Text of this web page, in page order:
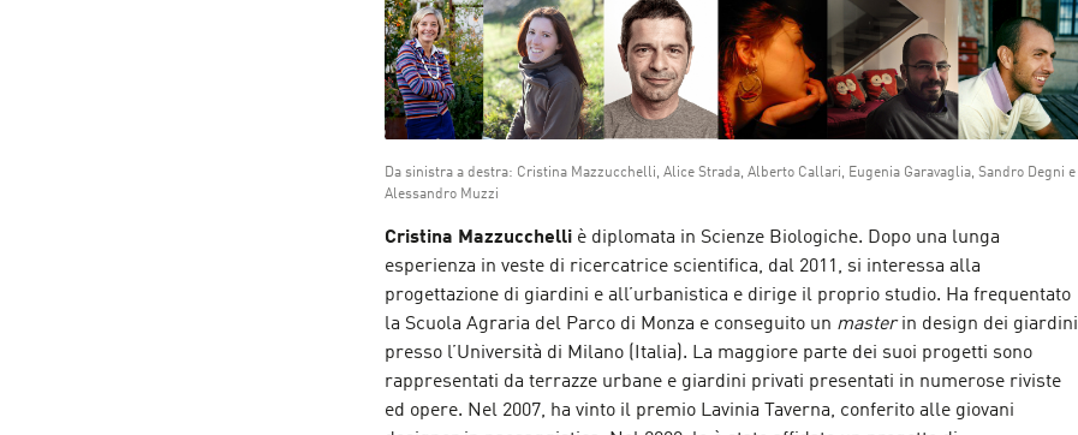
Da sinistra a destra: Cristina Mazzucchelli, Alice Strada, Alberto Callari, Eugenia Garavaglia, Sandro Degni e
Alessandro Muzzi
Cristina Mazzucchelli è diplomata in Scienze Biologiche. Dopo una lunga
esperienza in veste di ricercatrice scientifica, dal 2011, si interessa alla
progettazione di giardini e all’urbanistica e dirige il proprio studio. Ha frequentato
la Scuola Agraria del Parco di Monza e conseguito un masterin design dei giardini
presso l’Università di Milano (Italia). La maggiore parte dei suoi progetti sono
rappresentati da terrazze urbane e giardini privati presentati in numerose riviste
ed opere. Nel 2007, ha vinto il premio Lavinia Taverna, conferito alle giovani